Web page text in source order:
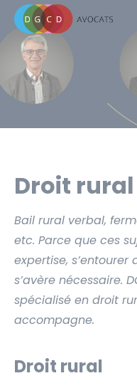
Droit rural
Bail rural verbal,
etc. Parce que ces
expertise, s’entourer
s’avère nécessaire.
spécialisé en droit
accompagne.
Droit rural